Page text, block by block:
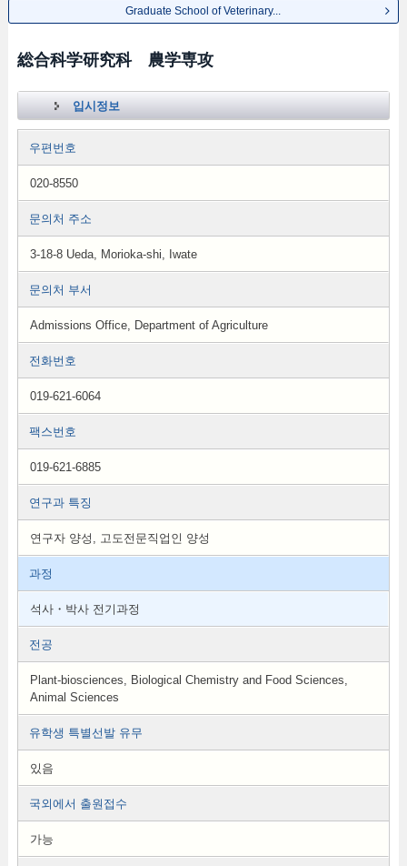
Graduate School of Veterinary...
総合科学研究科 農学専攻
입시정보
우편번호
020-8550
문의처 주소
3-18-8 Ueda, Morioka-shi, Iwate
문의처 부서
Admissions Office, Department of Agriculture
전화번호
019-621-6064
팩스번호
019-621-6885
연구과 특징
연구자 양성, 고도전문직업인 양성
과정
석사・박사 전기과정
전공
Plant-biosciences, Biological Chemistry and Food Sciences,
Animal Sciences
유학생 특별선발 유무
있음
국외에서 출원접수
가능